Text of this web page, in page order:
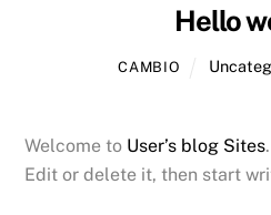
Hello
CAMBIO
Welcome to User’s blog Sites
Edit or delete it, then start